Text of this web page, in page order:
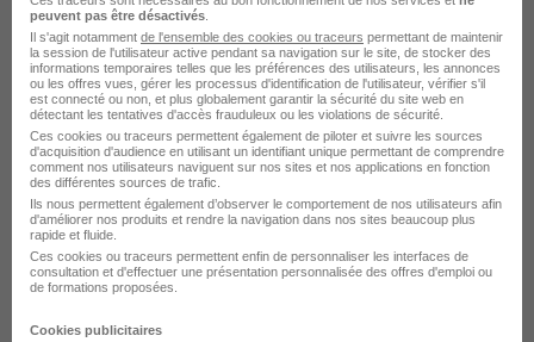
recruteurs de la CVthèque Hellowork.
Rendre mon CV visible
Postuler chez Carglass par Métier
Acheteur informatique Carglass
Gestionnaire d'immobilier Carglass
peuvent pas être désactivés
Il s'agit notamment de l'ensemble des cookies ou traceurs permettant de maintenir
la session de l'utilisateur active pendant sa navigation sur le site, de stocker des
informations temporaires telles que les préférences des utilisateurs, les annonces
ou les offres vues, gérer les processus d'identification de l'utilisateur, vérifier s'il
est connecté ou non, et plus globalement garantir la sécurité du site web en
détectant les tentatives d'accès frauduleux ou les violations de sécurité.
Ces cookies ou traceurs permettent également de piloter et suivre les sources
d'acquisition d'audience en utilisant un identifiant unique permettant de comprendre
comment nos utilisateurs naviguent sur nos sites et nos applications en fonction
des différentes sources de trafic.
Ils nous permettent également d’observer le comportement de nos utilisateurs afin
d'améliorer nos produits et rendre la navigation dans nos sites beaucoup plus
rapide et fluide.
Ces cookies ou traceurs permettent enfin de personnaliser les interfaces de
consultation et d'effectuer une présentation personnalisée des offres d'emploi ou
de formations proposées.
Cookies publicitaires